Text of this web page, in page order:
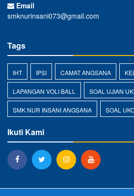
Email
smknurinsani073@gmail.com
Tags
IHT IPSI CAMAT ANGSANA
LAPANGAN VOLI BALL SOAL UJIAN
SMK NUR INSANI ANGSANA SOAL
Ikuti Kami